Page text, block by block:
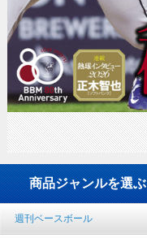
商品ジャンルを選ぶ
週刊ベースボール